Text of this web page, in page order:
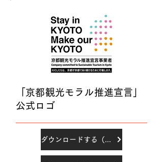
「京都観光モラル推進宣言」
公式ロゴ
ダウンロードする（EPS）